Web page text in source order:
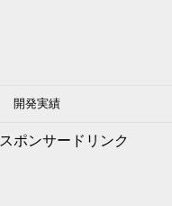
開発実績
スポンサードリンク